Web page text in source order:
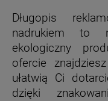
Długopis
nadrukiem to
ekologiczny
ofercie
ułatwią Ci
dzięki